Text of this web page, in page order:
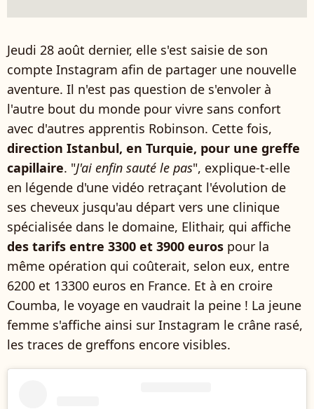
Jeudi 28 août dernier, elle s'est saisie de son
compte Instagram afin de partager une nouvelle
aventure. Il n'est pas question de s'envoler à
l'autre bout du monde pour vivre sans confort
avec d'autres apprentis Robinson. Cette fois,
direction Istanbul, en Turquie, pour une greffe
capillaire. "J'ai enfin sauté le pas", explique-t-elle
en légende d'une vidéo retraçant l'évolution de
ses cheveux jusqu'au départ vers une clinique
spécialisée dans le domaine, Elithair, qui affiche
des tarifs entre 3300 et 3900 euros pour la
même opération qui coûterait, selon eux, entre
6200 et 13300 euros en France. Et à en croire
Coumba, le voyage en vaudrait la peine ! La jeune
femme s'affiche ainsi sur Instagram le crâne rasé,
les traces de greffons encore visibles.